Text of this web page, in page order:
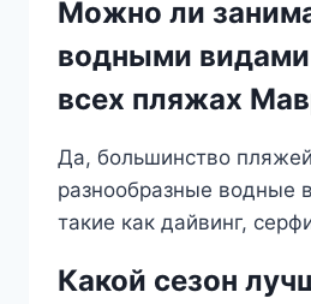
Можно ли
водными видами
всех пляжах
Да, большинство
разнообразные водные
такие как дайвинг,
Какой сезон